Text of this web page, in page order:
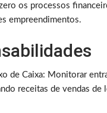
os processos
empreendimentos.
de Caixa: Monitorar
receitas de vendas de